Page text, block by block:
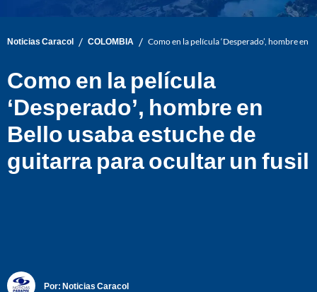
Noticias Caracol / COLOMBIA / Como en la película ‘Desperado’, hombre
Como en la película
‘Desperado’, hombre en
Bello usaba estuche de
guitarra para ocultar un fusil
Por: Noticias Caracol